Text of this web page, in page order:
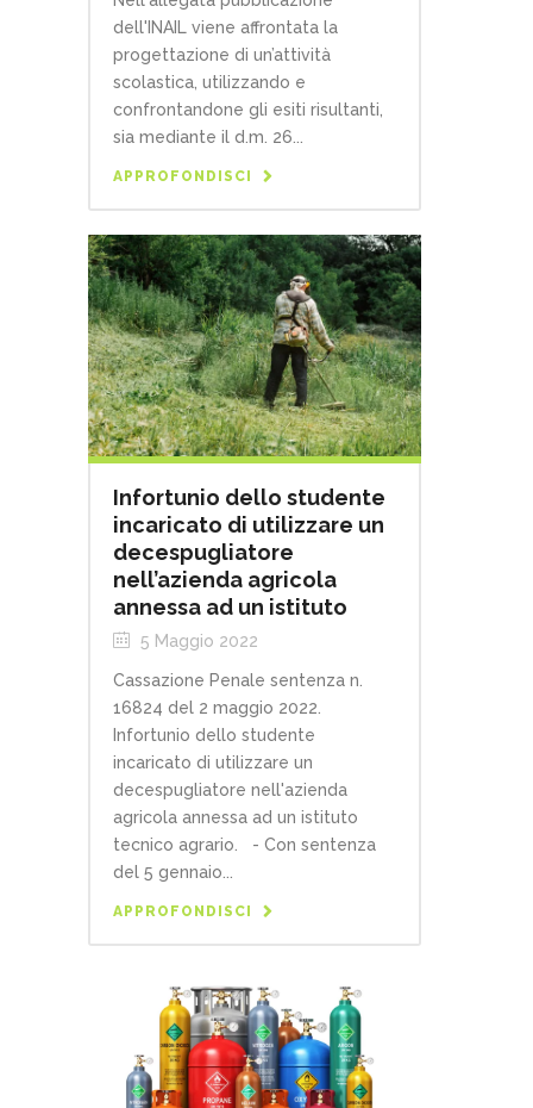
dell'INAIL viene affrontata la
progettazione di un’attività
scolastica, utilizzando e
confrontandone gli esiti risultanti,
sia mediante il d.m. 26...
APPROFONDISCI
Infortunio dello studente
incaricato di utilizzare un
decespugliatore
nell’azienda agricola
annessa ad un istituto
5 Maggio 2022
Cassazione Penale sentenza n.
16824 del 2 maggio 2022.
Infortunio dello studente
incaricato di utilizzare un
decespugliatore nell'azienda
agricola annessa ad un istituto
tecnico agrario. - Con sentenza
del 5 gennaio...
APPROFONDISCI